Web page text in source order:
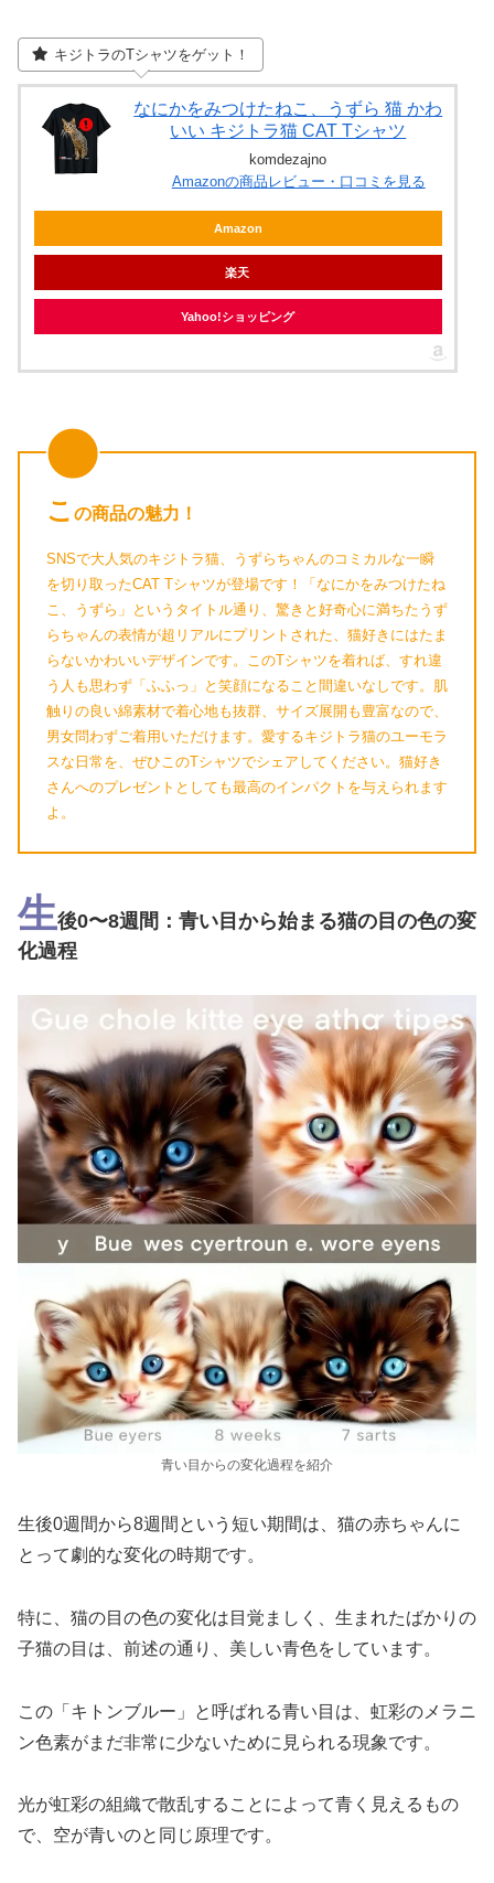
キジトラのTシャツをゲット！
なにかをみつけたねこ、うずら 猫 かわ
いい キジトラ猫 CAT Tシャツ
komdezajno
Amazonの商品レビュー・口コミを見る
Amazon
楽天
Yahoo!ショッピング
こ の商品の魅力！
SNSで大人気のキジトラ猫、うずらちゃんのコミカルな一瞬
を切り取ったCAT Tシャツが登場です！「なにかをみつけたね
こ、うずら」というタイトル通り、驚きと好奇心に満ちたうず
らちゃんの表情が超リアルにプリントされた、猫好きにはたま
らないかわいいデザインです。このTシャツを着れば、すれ違
う人も思わず「ふふっ」と笑顔になること間違いなしです。肌
触りの良い綿素材で着心地も抜群、サイズ展開も豊富なので、
男女問わずご着用いただけます。愛するキジトラ猫のユーモラ
スな日常を、ぜひこのTシャツでシェアしてください。猫好き
さんへのプレゼントとしても最高のインパクトを与えられます
よ。
生後0〜8週間：青い目から始まる猫の目の色の変
化過程
青い目からの変化過程を紹介
生後0週間から8週間という短い期間は、猫の赤ちゃんに
とって劇的な変化の時期です。
特に、猫の目の色の変化は目覚ましく、生まれたばかりの
子猫の目は、前述の通り、美しい青色をしています。
この「キトンブルー」と呼ばれる青い目は、虹彩のメラニ
ン色素がまだ非常に少ないために見られる現象です。
光が虹彩の組織で散乱することによって青く見えるもの
で、空が青いのと同じ原理です。